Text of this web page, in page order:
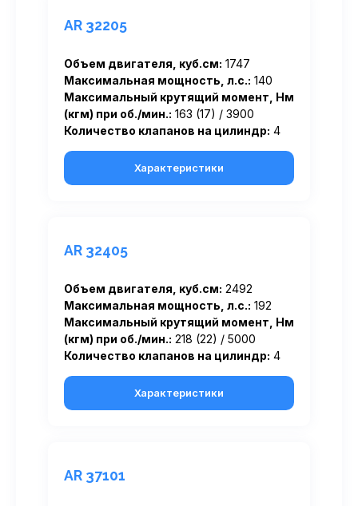
AR 32205
Объем двигателя, куб.см: 1747
Максимальная мощность, л.с.: 140
Максимальный крутящий момент, Нм
(кгм) при об./мин.: 163 (17) / 3900
Количество клапанов на цилиндр: 4
Характеристики
AR 32405
Объем двигателя, куб.см: 2492
Максимальная мощность, л.с.: 192
Максимальный крутящий момент, Нм
(кгм) при об./мин.: 218 (22) / 5000
Количество клапанов на цилиндр: 4
Характеристики
AR 37101